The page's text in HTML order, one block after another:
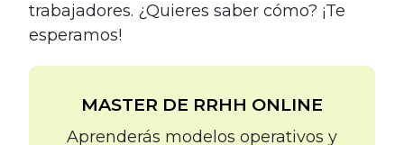
trabajadores. ¿Quieres saber cómo? ¡Te
esperamos!
MASTER DE RRHH ONLINE
Aprenderás modelos operativos y